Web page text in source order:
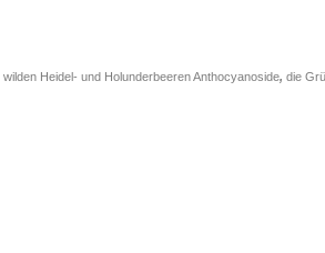
Heidel- und Holunderbeeren Anthocyanoside, die